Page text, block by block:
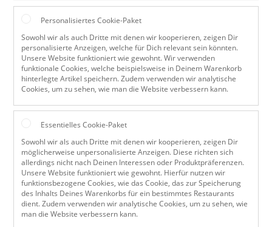
Personalisiertes Cookie-Paket
Sowohl wir als auch Dritte mit denen wir kooperieren, zeigen Dir
personalisierte Anzeigen, welche für Dich relevant sein könnten.
Unsere Website funktioniert wie gewohnt. Wir verwenden
funktionale Cookies, welche beispielsweise in Deinem Warenkorb
hinterlegte Artikel speichern. Zudem verwenden wir analytische
Cookies, um zu sehen, wie man die Website verbessern kann.
Essentielles Cookie-Paket
Sowohl wir als auch Dritte mit denen wir kooperieren, zeigen Dir
möglicherweise unpersonalisierte Anzeigen. Diese richten sich
allerdings nicht nach Deinen Interessen oder Produktpräferenzen.
Unsere Website funktioniert wie gewohnt. Hierfür nutzen wir
funktionsbezogene Cookies, wie das Cookie, das zur Speicherung
des Inhalts Deines Warenkorbs für ein bestimmtes Restaurants
dient. Zudem verwenden wir analytische Cookies, um zu sehen, wie
man die Website verbessern kann.